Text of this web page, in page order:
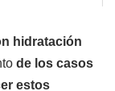
hidratación
de los casos
estos